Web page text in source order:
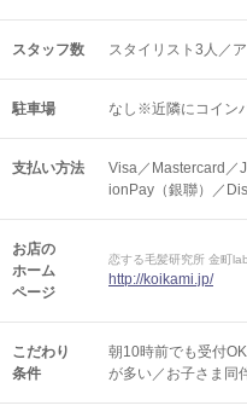
スタッフ数 スタイリスト3人／
駐車場 なし※近隣にコイン
支払い方法
Visa／Mastercard／
ionPay（銀聯）／
お店の
ホーム
ページ
恋する毛髪研究所 金町
http://koikami.jp/
こだわり
条件
朝10時前でも受付
が多い／お子さま同